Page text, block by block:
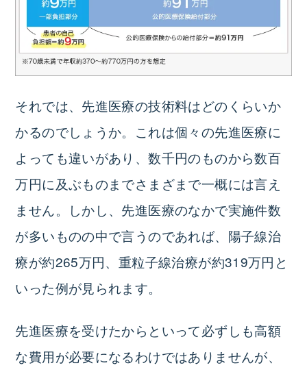
それでは、先進医療の技術料はどのくらいか
かるのでしょうか。これは個々の先進医療に
よっても違いがあり、数千円のものから数百
万円に及ぶものまでさまざまで一概には言え
ません。しかし、先進医療のなかで実施件数
が多いものの中で言うのであれば、陽子線治
療が約265万円、重粒子線治療が約319万円と
いった例が見られます。
先進医療を受けたからといって必ずしも高額
な費用が必要になるわけではありませんが、